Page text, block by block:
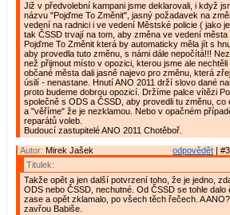
Již v předvolební kampani jsme deklarovali, i když
názvu "Pojďme To Změnit", jasný požadavek na
vedení na radnici i ve vedení Městské policie ( jako
tak ČSSD trvají na tom, aby změna ve vedení města
Pojďme To Změnit která by automaticky měla jít s
aby provedla tuto změnu, s námi dále nepočítá!!!
než přijmout místo v opozici, kterou jsme ale
občané města dali jasně najevo pro změnu, která
úsilí - nenastane. Hnutí ANO 2011 drží slovo dané
proto budeme dobrou opozicí. Držíme palce vítězi
společně s ODS a ČSSD, aby provedli tu změnu, co
a "věříme" že je nezklamou. Nebo v opačném
reparátů voleb.
Budoucí zastupitelé ANO 2011 Chotěboř.
odpovědět |
Autor: Mirek Jašek
Titulek:
Takže opět a jen další potvrzení toho, že je jedno,
ODS nebo ČSSD, nechutné. Od ČSSD se tohle dalo
zase a opět zklamalo, po všech těch řečech. A
zavřou Babiše.